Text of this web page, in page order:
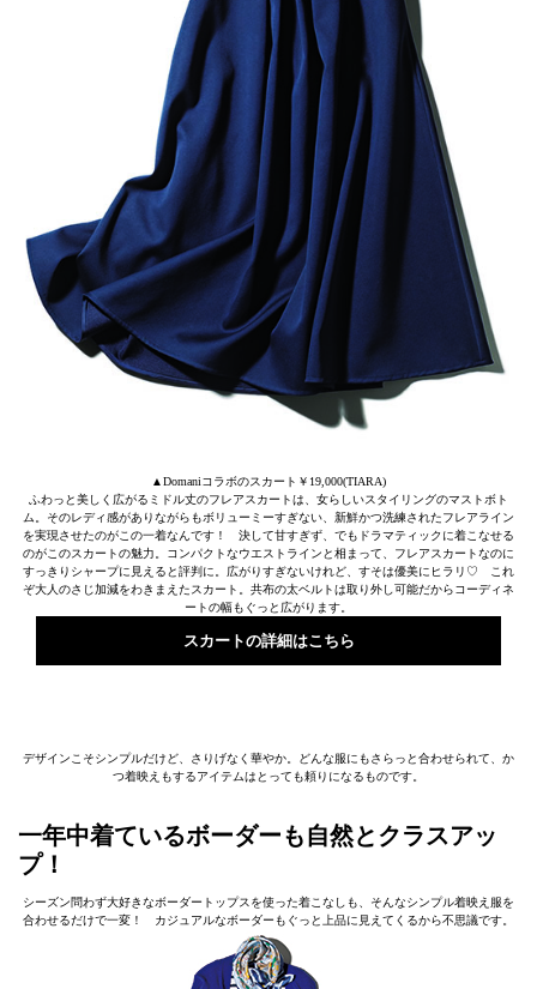
▲Domaniコラボのスカート￥19,000(TIARA)
ふわっと美しく広がるミドル丈のフレアスカートは、女らしいスタイリングのマストボト
ム。そのレディ感がありながらもボリューミーすぎない、新鮮かつ洗練されたフレアライン
を実現させたのがこの一着なんです！ 決して甘すぎず、でもドラマティックに着こなせる
のがこのスカートの魅力。コンパクトなウエストラインと相まって、フレアスカートなのに
すっきりシャープに見えると評判に。広がりすぎないけれど、すそは優美にヒラリ♡ これ
ぞ大人のさじ加減をわきまえたスカート。共布の太ベルトは取り外し可能だからコーディネ
ートの幅もぐっと広がります。
スカートの詳細はこちら
デザインこそシンプルだけど、さりげなく華やか。どんな服にもさらっと合わせられて、か
つ着映えもするアイテムはとっても頼りになるものです。
一年中着ているボーダーも自然とクラスアッ
プ！
シーズン問わず大好きなボーダートップスを使った着こなしも、そんなシンプル着映え服を
合わせるだけで一変！ カジュアルなボーダーもぐっと上品に見えてくるから不思議です。